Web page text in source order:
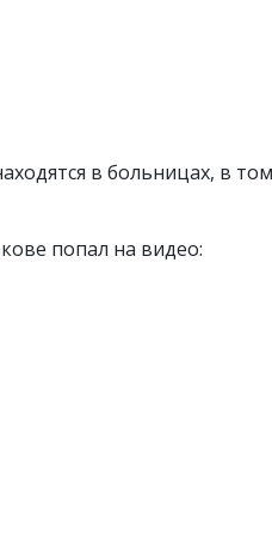
в больницах, в
попал на видео: